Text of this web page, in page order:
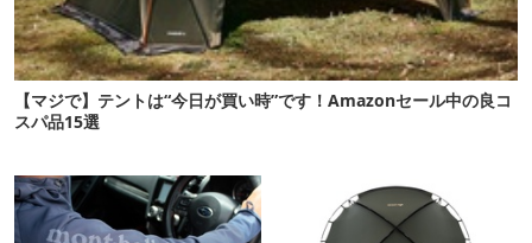
【マジで】テントは“今日が買い時”です！Amazonセール中の良コ
スパ品15選